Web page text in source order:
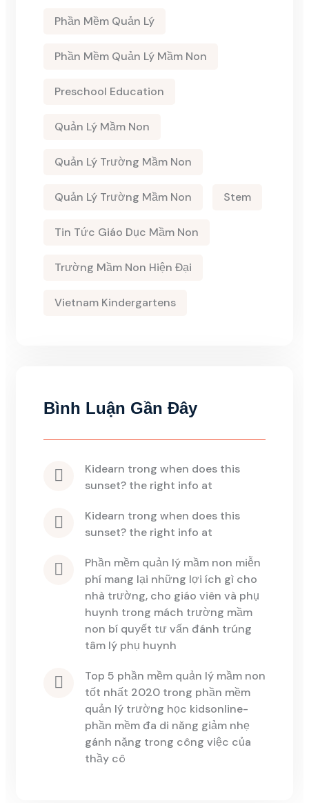
Phần Mềm Quản Lý
Phần Mềm Quản Lý Mầm Non
Preschool Education
Quản Lý Mầm Non
Quản Lý Trường Mầm Non
Quản Lý Trường Mầm Non Stem
Tin Tức Giáo Dục Mầm Non
Trường Mầm Non Hiện Đại
Vietnam Kindergartens
Bình Luận Gần Đây
kidearn trong when does this
sunset? the right info at
kidearn trong when does this
sunset? the right info at
phần mềm quản lý mầm non miễn
phí mang lại những lợi ích gì cho
nhà trường, cho giáo viên và phụ
huynh trong mách trường mầm
non bí quyết tư vấn đánh trúng
tâm lý phụ huynh
top 5 phần mềm quản lý mầm non
tốt nhất 2020 trong phần mềm
quản lý trường học kidsonline-
phần mềm đa di năng giảm nhẹ
gánh nặng trong công việc của
thầy cô